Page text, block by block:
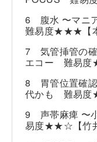
6 腹水 〜マニ
難易度★★★【本
7 気管挿管の確
エコー 難易度
8 胃管位置確認
代かも 難易度
9 声帯麻痺 〜
易度★★☆【竹井